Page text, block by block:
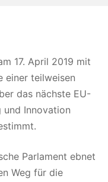
17. April 2019 mit
einer teilweisen
das nächste EU-
und Innovation
Parlament ebnet
Weg für die